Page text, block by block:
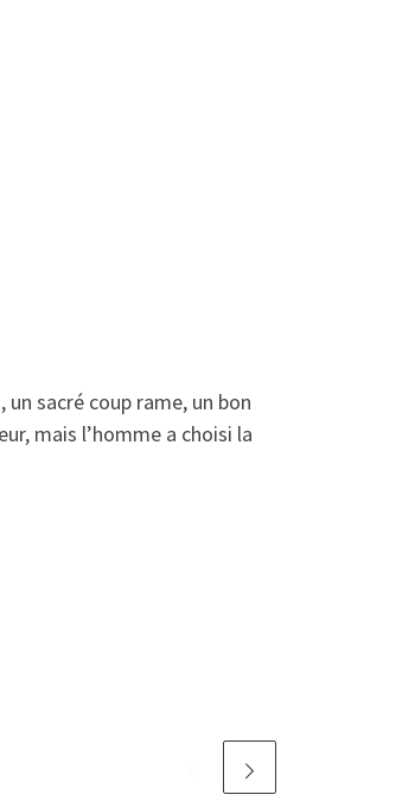
sacré coup rame, un bon
mais l’homme a choisi la